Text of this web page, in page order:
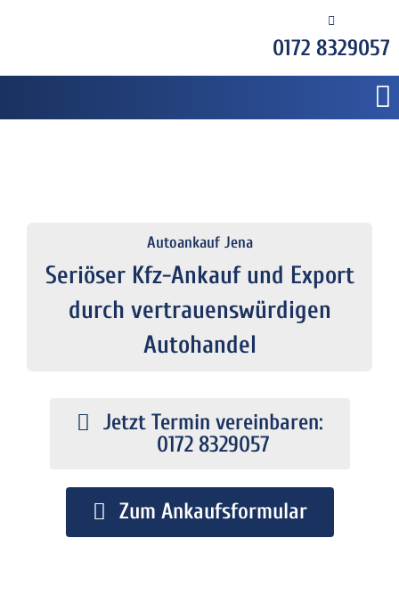
0172 8329057
Autoankauf Jena
Seriöser Kfz-Ankauf und Export
durch vertrauenswürdigen
Autohandel
Jetzt Termin vereinbaren:
0172 8329057
Zum Ankaufsformular